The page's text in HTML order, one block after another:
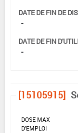
DATE DE FIN DE
-
DATE DE FIN
-
[15105915]
DOSE MAX
D'EMPLOI